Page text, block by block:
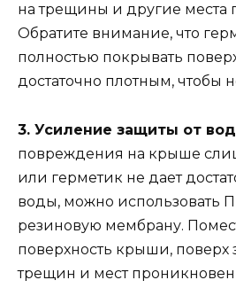
на трещины и другие места
Обратите внимание, что
полностью покрывать
достаточно плотным, чтобы
3. Усиление защиты от
повреждения на крыше
или герметик не дает
воды, можно использовать
резиновую мембрану.
поверхность крыши, поверх
трещин и мест